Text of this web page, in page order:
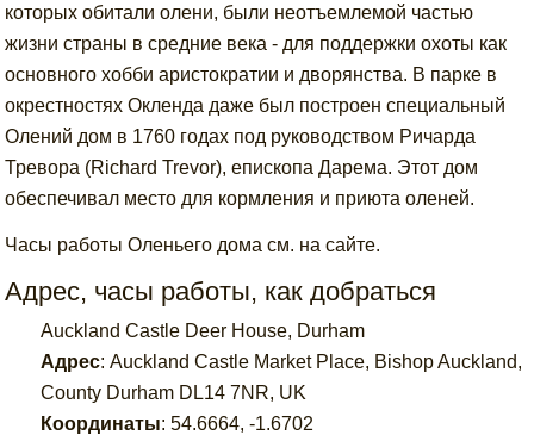
которых обитали олени, были неотъемлемой частью
жизни страны в средние века - для поддержки охоты как
основного хобби аристократии и дворянства. В парке в
окрестностях Окленда даже был построен специальный
Олений дом в 1760 годах под руководством Ричарда
Тревора (Richard Trevor), епископа Дарема. Этот дом
обеспечивал место для кормления и приюта оленей.
Часы работы Оленьего дома см. на сайте.
Адрес, часы работы, как добраться
Auckland Castle Deer House, Durham
Адрес:Auckland Castle Market Place, Bishop Auckland,
County Durham DL14 7NR, UK
Координаты: 54.6664,-1.6702